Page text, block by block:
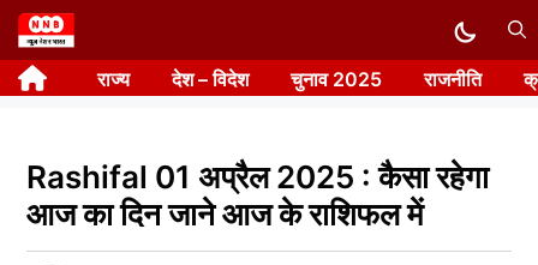
Skip
to
content राज्य देश – विदेश चुनाव 2025 राजनीति
Rashifal 01 अप्रैल 2025 : कैसा रहेगा
आज का दिन जाने आज के राशिफल में